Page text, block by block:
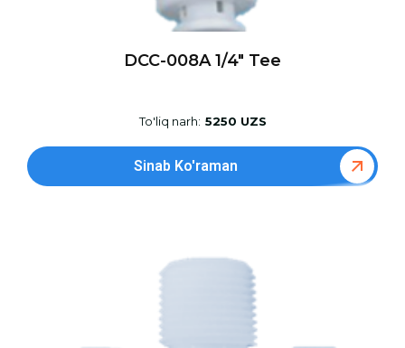
DCC-008A 1/4″ Tee
To'liq narh: 5250 UZS
Sinab Ko'raman